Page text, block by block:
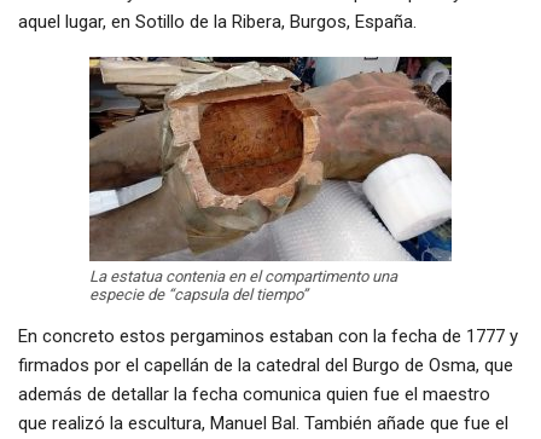
aquel lugar, en Sotillo de la Ribera, Burgos, España.
La estatua contenia en el compartimento una
especie de “capsula del tiempo”
En concreto estos pergaminos estaban con la fecha de 1777 y
firmados por el capellán de la catedral del Burgo de Osma, que
además de detallar la fecha comunica quien fue el maestro
que realizó la escultura, Manuel Bal. También añade que fue el